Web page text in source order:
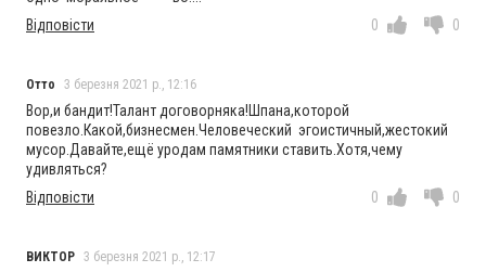
Відповісти
0 0
Отто 3 березня 2021 р., 12:16
Вор,и бандит!Талант договорняка!Шпана,которой
повезло.Какой,бизнесмен.Человеческий эгоистичный,жестокий
мусор.Давайте,ещё уродам памятники ставить.Хотя,чему
удивляться?
Відповісти
0 0
ВИКТОР 3 березня 2021 р., 12:17